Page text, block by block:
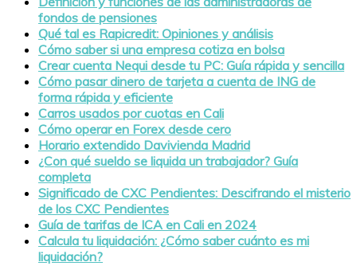
fondos de pensiones
Qué tal es Rapicredit: Opiniones y análisis
Cómo saber si una empresa cotiza en bolsa
Crear cuenta Nequi desde tu PC: Guía rápida y sencilla
Cómo pasar dinero de tarjeta a cuenta de ING de
forma rápida y eficiente
Carros usados por cuotas en Cali
Cómo operar en Forex desde cero
Horario extendido Davivienda Madrid
¿Con qué sueldo se liquida un trabajador? Guía
completa
Significado de CXC Pendientes: Descifrando el misterio
de los CXC Pendientes
Guía de tarifas de ICA en Cali en 2024
Calcula tu liquidación: ¿Cómo saber cuánto es mi
liquidación?